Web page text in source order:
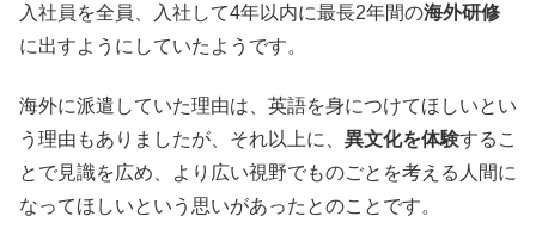
入社員を全員、入社して4年以内に最長2年間の海外研修
に出すようにしていたようです。
海外に派遣していた理由は、英語を身につけてほしいとい
う理由もありましたが、それ以上に、 異文化を体験するこ
とで見識を広め、より広い視野でものごとを考える人間に
なってほしいという思いがあったとのことです。